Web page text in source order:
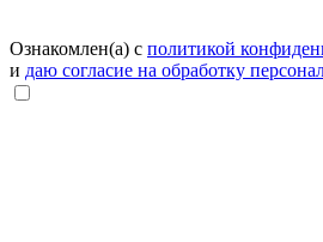
Ознакомлен(а) с политикой
и даю согласие на обработку